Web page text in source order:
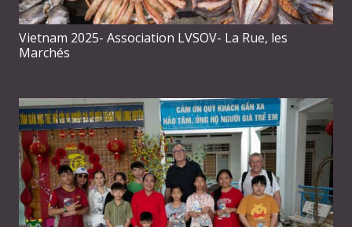
Vietnam 2025- Association LVSOV- La Rue, les
Marchés